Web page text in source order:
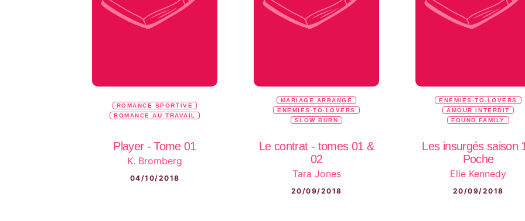
ROMANCE SPORTIVE
ROMANCE AU TRAVAIL
Player - Tome 01
K. Bromberg
04/10/2018
MARIAGE ARRANGÉ
ENEMIES-TO-LOVERS
SLOW BURN
Le contrat - tomes 01 &
02
Tara Jones
20/09/2018
ENEMIES-TO-LOVERS
AMOUR INTERDIT
FOUND FAMILY
Les insurgés saison
Poche
Elle Kennedy
20/09/2018